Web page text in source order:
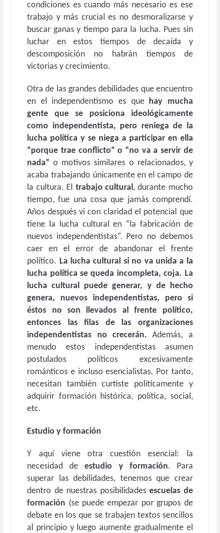
condiciones es cuando más necesario es ese
trabajo y más crucial es no desmoralizarse y
buscar ganas y tiempo para la lucha. Pues sin
luchar en estos tiempos de decaída y
descomposición no habrán tiempos de
victorias y crecimiento.
Otra de las grandes debilidades que encuentro
en el independentismo es que hay mucha
gente que se posiciona ideológicamente
como independentista, pero reniega de la
lucha política y se niega a participar en ella
“porque trae conflicto” o “no va a servir de
nada” o motivos similares o relacionados, y
acaba trabajando únicamente en el campo de
la cultura. El trabajo cultural, durante mucho
tiempo, fue una cosa que jamás comprendí.
Años después vi con claridad el potencial que
tiene la lucha cultural en “la fabricación de
nuevos independentistas”. Pero no debemos
caer en el error de abandonar el frente
político. La lucha cultural si no va unida a la
lucha política se queda incompleta, coja. La
lucha cultural puede generar, y de hecho
genera, nuevos independentistas, pero si
éstos no son llevados al frente político,
entonces las filas de las organizaciones
independentistas no crecerán. Además, a
menudo estos independentistas asumen
postulados políticos excesivamente
románticos e incluso esencialistas. Por tanto,
necesitan también curtiste políticamente y
adquirir formación histórica, política, social,
etc.
Estudio y formación
Y aquí viene otra cuestión esencial: la
necesidad deestudio y formación. Para
superar las debilidades, tenemos que crear
dentro de nuestras posibilidadesescuelas de
formación (se puede empezar por grupos de
debate en los que se trabajen textos sencillos
al principio y luego aumente gradualmente el